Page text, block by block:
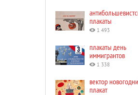
плакаты
1 493
плакаты день
иммигрантов
1 338
вектор
плакат